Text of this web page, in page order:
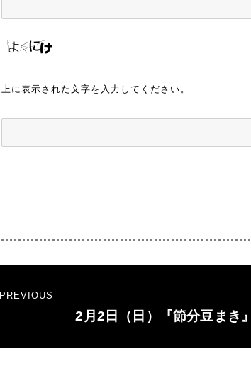
上に表示された文字を入力してください。
PREVIOUS
2月2日（日）『節分豆まき』